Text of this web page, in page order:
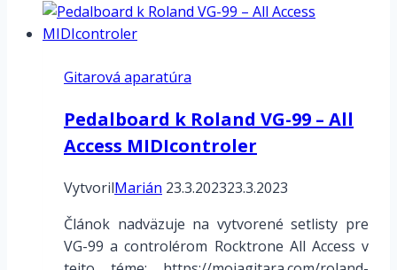
WIDI
DIN5
Gitarová aparatúra
Pedalboard k Roland VG-99 – All
Access MIDIcontroler
VytvorilMarián 23.3.202323.3.2023
Článok nadväzuje na vytvorené setlisty pre
VG-99 a controlérom Rocktrone All Access v